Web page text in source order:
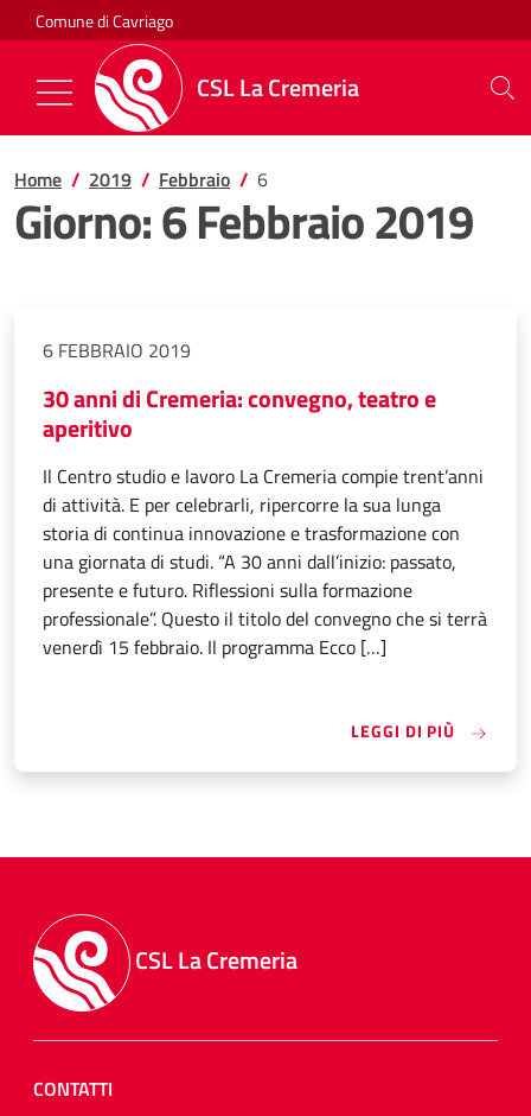
Salta al contenuto
Comune di Cavriago
CSL La Cremeria
Mostra/Nascondi la navigazione
Home 2019 Febbraio 6
Giorno:6 Febbraio 2019
6 FEBBRAIO 2019
30 anni di Cremeria: convegno, teatro e
aperitivo
Il Centro studio e lavoro La Cremeria compie trent’anni
di attività. E per celebrarli, ripercorre la sua lunga
storia di continua innovazione e trasformazione con
una giornata di studi. “A 30 anni dall’inizio: passato,
presente e futuro. Riflessioni sulla formazione
professionale”. Questo il titolo del convegno che si terrà
venerdì 15 febbraio. Il programma Ecco […]
LEGGI DI PIÙ «30
CSL La Cremeria
CONTATTI